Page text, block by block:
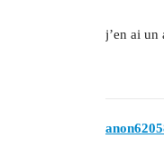
j’en ai